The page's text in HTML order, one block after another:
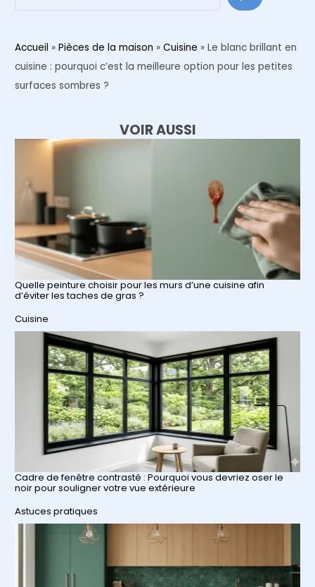
Accueil » Pièces de la maison » Cuisine » Le blanc brillant en
cuisine : pourquoi c’est la meilleure option pour les petites
surfaces sombres ?
VOIR AUSSI
Quelle peinture choisir pour les murs d’une cuisine afin
d’éviter les taches de gras ?
Par rapport à
Cuisine
Cadre de fenêtre contrasté : Pourquoi vous devriez oser le
noir pour souligner votre vue extérieure
Par rapport à
Astuces pratiques